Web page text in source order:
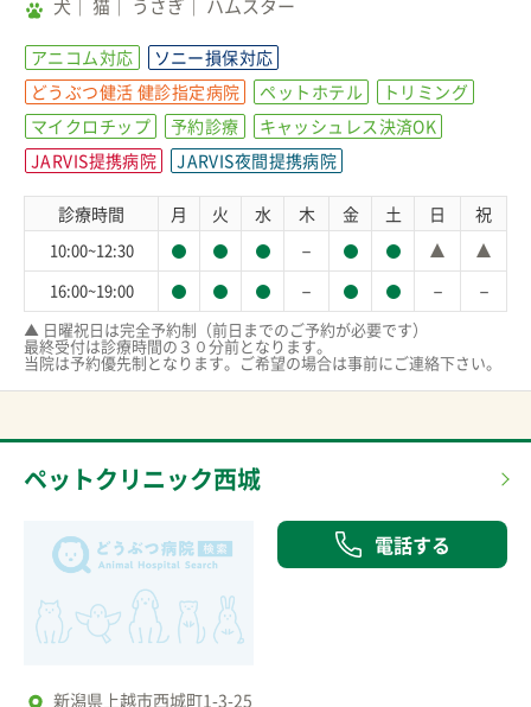
犬 猫 うさぎ ハムスター
アニコム対応
ソニー損保対応
どうぶつ健活 健診指定病院
ペットホテル
トリミング
マイクロチップ
予約診療
キャッシュレス決済OK
JARVIS提携病院
JARVIS夜間提携病院
診療時間 月 火 水 木 金 土 日 祝
10:00~12:30 －
16:00~19:00 － － －
▲ 日曜祝日は完全予約制（前日までのご予約が必要です）
最終受付は診療時間の３０分前となります。
当院は予約優先制となります。ご希望の場合は事前にご連絡下さい。
ペットクリニック西城
電話する
新潟県上越市西城町1-3-25